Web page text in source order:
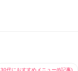
30代におすすめメニュー(6記事)